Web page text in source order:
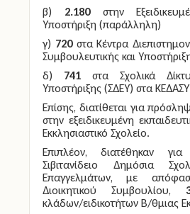
β) 2.180στην
Υποστήριξη (παράλληλη)
γ) 720στα Κέντρα
Συμβουλευτικής και
δ) 741 στα Σχολικά
Υποστήριξης (ΣΔΕΥ) στα ΚΕΔΑΣΥ
Επίσης, διατίθεται για
στην εξειδικευμένη
Εκκλησιαστικό Σχολείο.
Επιπλέον, διατέθηκαν
Σιβιτανίδειο Δημόσια
Επαγγελμάτων, με
Διοικητικού Συμβουλίου,
κλάδων/ειδικοτήτων Β/θμιας